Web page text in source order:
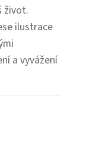
život.
ilustrace
a vyvážení